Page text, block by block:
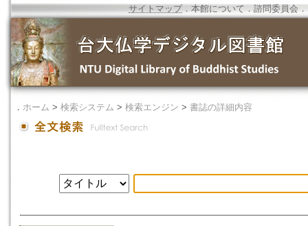
サイトマップ．本館について ． 諮問委員会 ．
． ホーム > 検索システム > 検索エンジン > 書誌の詳細内容